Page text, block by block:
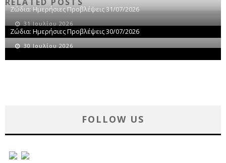
Ζώδια: Ημερήσιες Προβλέψεις 31/07/2026
31 Ιουλίου 2026
Ζώδια: Ημερήσιες Προβλέψεις 30/07/2026
30 Ιουλίου 2026
FOLLOW US